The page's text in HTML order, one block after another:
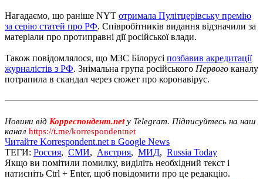
Нагадаємо, що раніше NYT отримала Пулітцерівську премію
за серію статей про РФ. Співробітників видання відзначили за
матеріали про протиправні дії російської влади.
Також повідомлялося, що МЗС Білорусі позбавив акредитації
журналістів з РФ. Знімальна група російського Первого каналу
потрапила в скандал через сюжет про коронавірус.
Новини від Корреспондент.net у Telegram. Підписуйтесь на наш
канал https://t.me/korrespondentnet
Читайте Korrespondent.net в Google News
ТЕГИ: Россия, СМИ, Австрия, МИД, Russia Today
Якщо ви помітили помилку, виділіть необхідний текст і
натисніть Ctrl + Enter, щоб повідомити про це редакцію.